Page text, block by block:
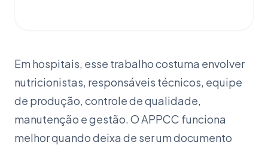
Em hospitais, esse trabalho costuma envolver
nutricionistas, responsáveis técnicos, equipe
de produção, controle de qualidade,
manutenção e gestão. O APPCC funciona
melhor quando deixa de ser um documento